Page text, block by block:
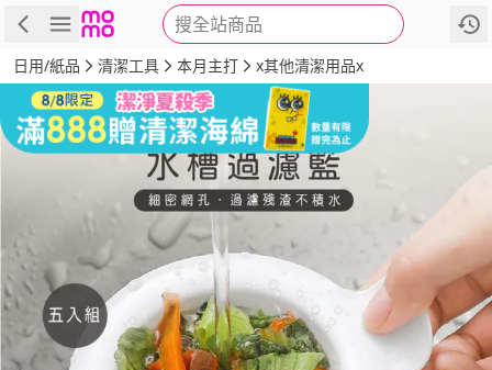
搜全站商品
商品 評價 詳情
日用/紙品 清潔工具 本月主打 x其他清潔用品x